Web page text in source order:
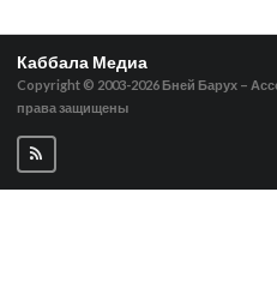
Каббала Медиа
Copyright © 2003-2026 Бней Барух –
права защищены